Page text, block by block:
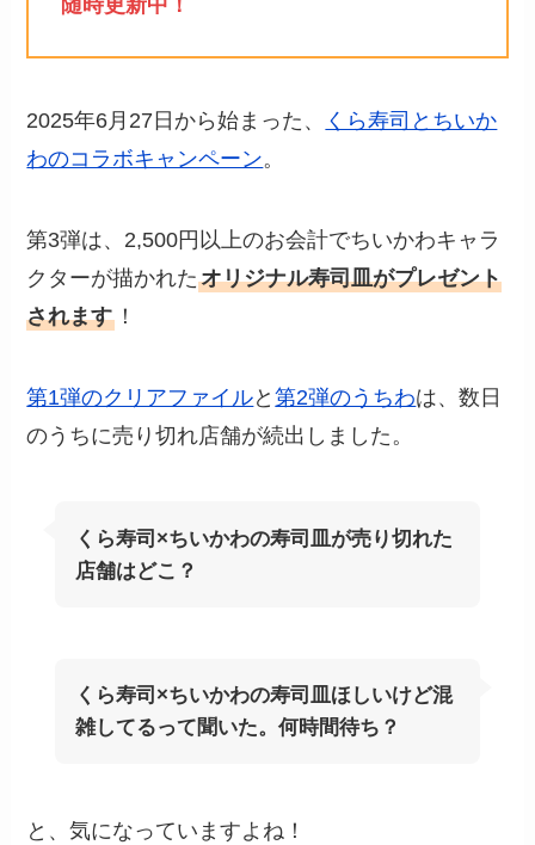
随時更新中！
2025年6月27日から始まった、
くら寿司とちいか
わのコラボキャンペーン。
第3弾は、2,500円以上のお会計でちいかわキャラ
クターが描かれたオリジナル寿司皿がプレゼント
されます ！
第1弾のクリアファイルと第2弾のうちわは、数日
のうちに売り切れ店舗が続出しました。
くら寿司×ちいかわの寿司皿が売り切れた
店舗はどこ？
くら寿司×ちいかわの寿司皿ほしいけど混
雑してるって聞いた。何時間待ち？
と、気になっていますよね！